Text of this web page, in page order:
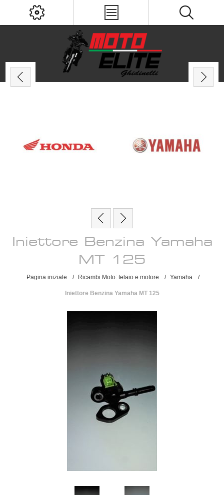
Iniettore Benzina Yamaha
MT 125
Pagina iniziale / Ricambi Moto: telaio e motore / Yamaha /
Iniettore Benzina Yamaha MT 125